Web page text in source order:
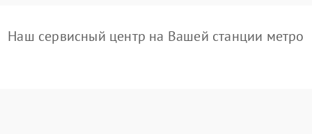
Наш сервисный центр на Вашей станции метро